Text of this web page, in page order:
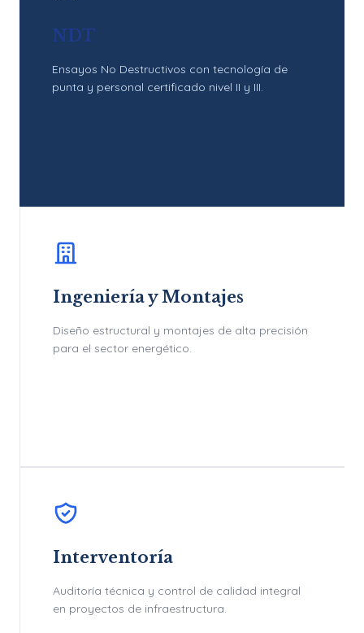
NDT
Ensayos No Destructivos con tecnología de
punta y personal certificado nivel II y III.
Ingeniería y Montajes
Diseño estructural y montajes de alta precisión
para el sector energético.
Interventoría
Auditoría técnica y control de calidad integral
en proyectos de infraestructura.